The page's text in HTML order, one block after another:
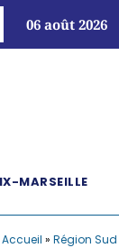
06 août 2026
MARSEILLE
Accueil » Région Sud